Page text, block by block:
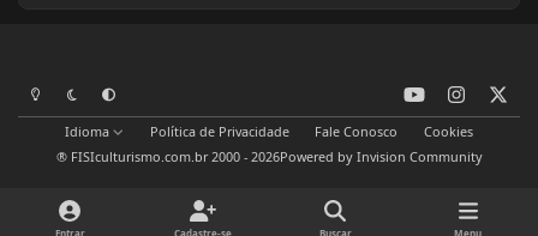
Modo ClaroModo EscuroPreferência do Sistema
o
n
Idioma Política de Privacidade Fale Conosco
Cookies
® FISIculturismo.com.br 2000 - 2026Powered by Invision Community
Entrar Cadastre-se Buscar Menu